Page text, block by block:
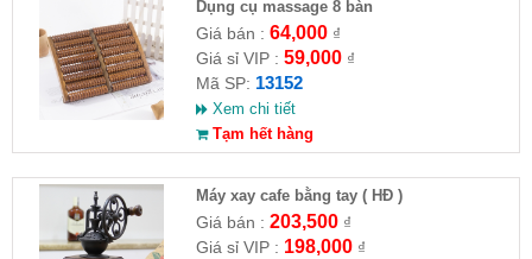
Dụng cụ massage 8 bàn
Giá bán : 64,000₫
Giá sỉ VIP : 59,000₫
Mã SP: 13152
Xem chi tiết
Tạm hết hàng
Máy xay cafe bằng tay ( HĐ )
Giá bán : 203,500₫
Giá sỉ VIP : 198,000₫